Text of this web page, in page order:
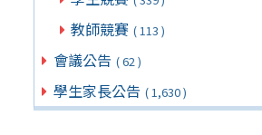
教師競賽 ( 113 )
會議公告 ( 62 )
學生家長公告 ( 1,630 )